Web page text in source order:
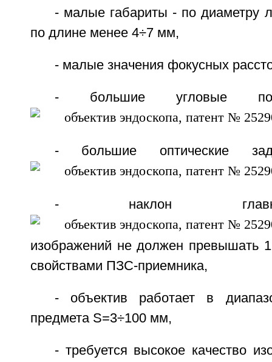
- малые габариты - по диаметру
по длине менее 4÷7 мм,
- малые значения фокусных
- большие угловые
- большие оптические
- наклон
изображений не должен превышать
свойствами ПЗС-приемника,
- объектив работает в
предмета S=3÷100 мм,
- требуется высокое качество